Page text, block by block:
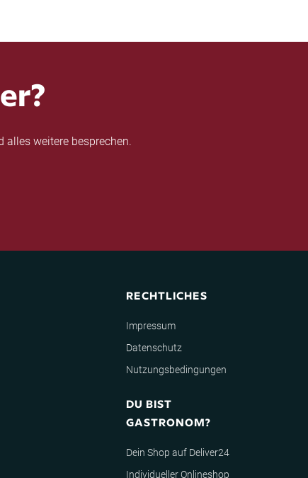
weitere besprechen.
RECHTLICHES
Impressum
Datenschutz
Nutzungsbedingungen
DU BIST
GASTRONOM?
Dein Shop auf Deliver24
Individueller Onlineshop